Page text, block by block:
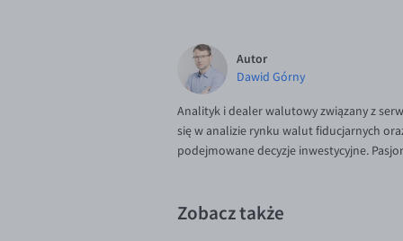
Autor
Dawid Górny
Analityk i dealer walutowy związany z
się w analizie rynku walut fiducjarnych
podejmowane decyzje inwestycyjne.
Zobacz także